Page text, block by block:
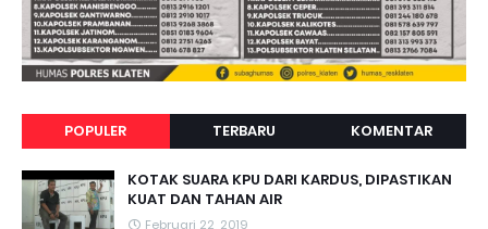
POPULER TERBARU KOMENTAR
KOTAK SUARA KPU DARI KARDUS, DIPASTIKAN
KUAT DAN TAHAN AIR
Februari 22, 2019